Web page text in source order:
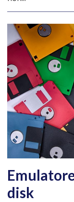
disk